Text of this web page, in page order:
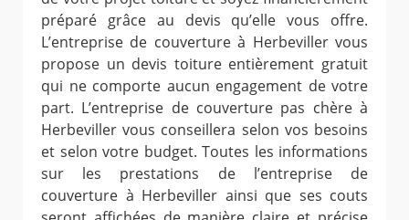
préparé grâce au devis qu’elle vous offre.
L’entreprise de couverture à Herbeviller vous
propose un devis toiture entièrement gratuit
qui ne comporte aucun engagement de votre
part. L’entreprise de couverture pas chère à
Herbeviller vous conseillera selon vos besoins
et selon votre budget. Toutes les informations
sur les prestations de l’entreprise de
couverture à Herbeviller ainsi que ses couts